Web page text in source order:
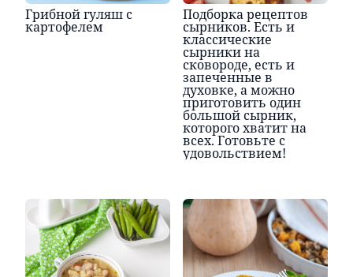
Грибной гуляш с
картофелем
Подборка рецептов
сырников. Есть и
классические
сырники на
сковороде, есть и
запеченные в
духовке, а можно
приготовить один
большой сырник,
которого хватит на
всех. Готовьте с
удовольствием!